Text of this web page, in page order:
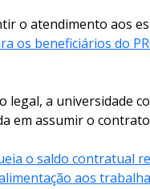
o atendimento aos
os beneficiários do
legal, a universidade
em assumir o
o saldo contratual
aos